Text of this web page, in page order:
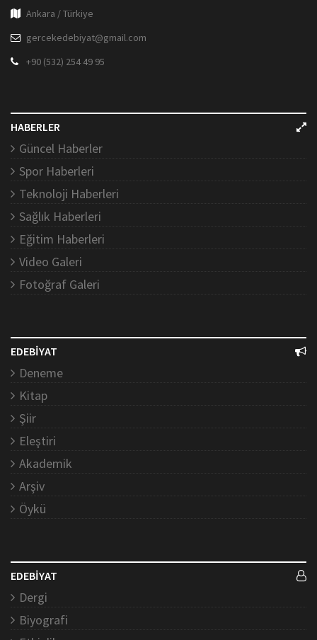
Ankara / Türkiye
gercekedebiyat@gmail.com
+90 (532) 254 49 95
HABERLER
Güncel Haberler
Spor Haberleri
Teknoloji Haberleri
Sağlık Haberleri
Eğitim Haberleri
Video Galeri
Fotoğraf Galeri
EDEBİYAT
Deneme
Kitap
Şiir
Eleştiri
Akademik
Arşiv
Öykü
EDEBİYAT
Dergi
Biyografi